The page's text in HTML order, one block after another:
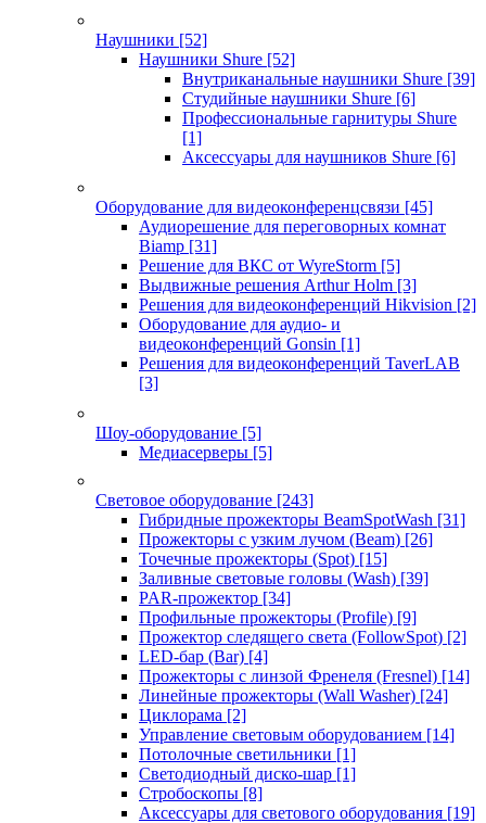
Наушники [52]
Наушники Shure [52]
Внутриканальные наушники Shure [39]
Студийные наушники Shure [6]
Профессиональные гарнитуры Shure
[1]
Аксессуары для наушников Shure [6]
Оборудование для видеоконференцсвязи [45]
Аудиорешение для переговорных комнат
Biamp [31]
Решение для ВКС от WyreStorm [5]
Выдвижные решения Arthur Holm [3]
Решения для видеоконференций Hikvision [2]
Оборудование для аудио- и
видеоконференций Gonsin [1]
Решения для видеоконференций TaverLAB
[3]
Шоу-оборудование [5]
Медиасерверы [5]
Световое оборудование [243]
Гибридные прожекторы BeamSpotWash [31]
Прожекторы с узким лучом (Beam) [26]
Точечные прожекторы (Spot) [15]
Заливные световые головы (Wash) [39]
PAR-прожектор [34]
Профильные прожекторы (Profile) [9]
Прожектор следящего света (FollowSpot) [2]
LED-бар (Bar) [4]
Прожекторы с линзой Френеля (Fresnel) [14]
Линейные прожекторы (Wall Washer) [24]
Циклорама [2]
Управление световым оборудованием [14]
Потолочные светильники [1]
Светодиодный диско-шар [1]
Стробоскопы [8]
Аксессуары для светового оборудования [19]